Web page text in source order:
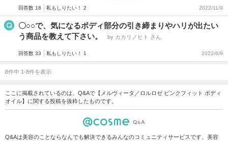
回答数 18 私もしりたい！ 2 2022/11/9
〇○○で、気になるボディ部分の引き締まりやハリが出たい
う商品を教えて下さい。
by カカリノヒト さん
回答数 33 私もしりたい！ 1 2022/6/9
8件中 1-8件を表示
ここに掲載されているのは、Q&Aで【メルヴィータ／ロルロゼ ピンクフィット ボディ
オイル】に関する投稿を抜粋したものです。
Q&Aは美容のことならなんでも解決できるみんなのコミュニティサービスです。美容